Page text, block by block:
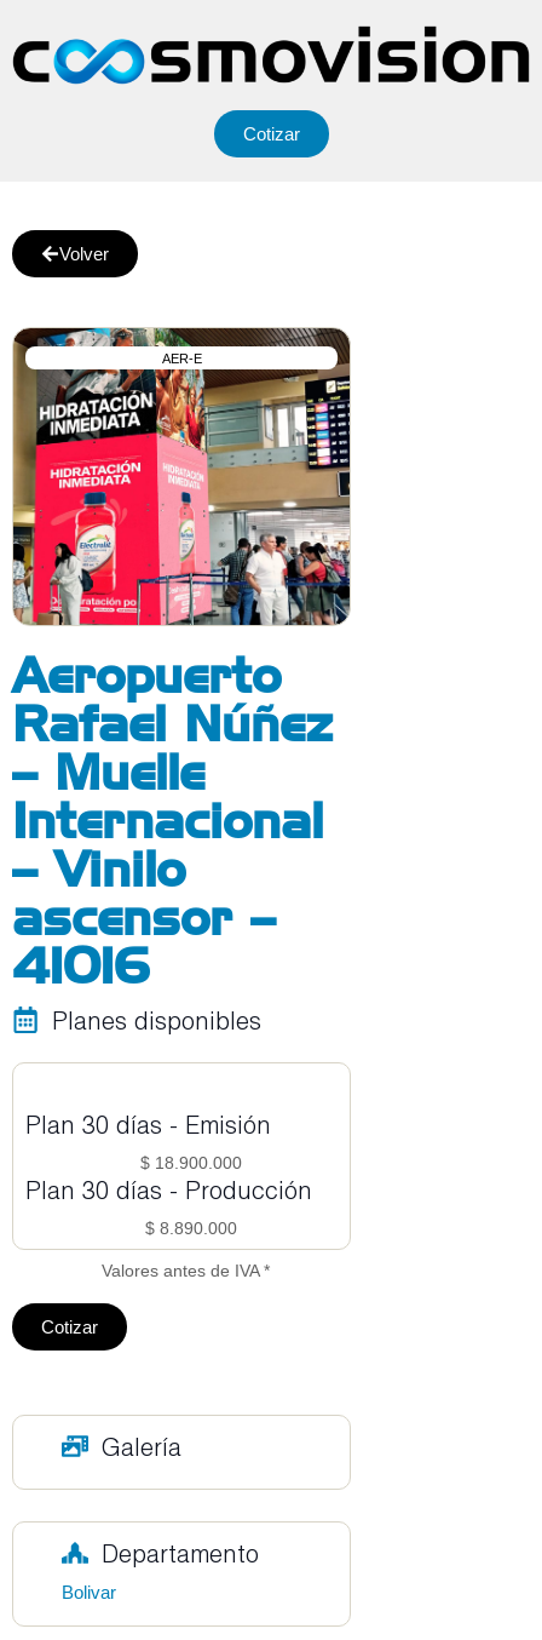
Cotizar
Volver
AER-E
Aeropuerto
Rafael Núñez
– Muelle
Internacional
– Vinilo
ascensor –
41016
Planes disponibles
Plan 30 días - Emisión
$ 18.900.000
Plan 30 días - Producción
$ 8.890.000
Valores antes de IVA *
Cotizar
Galería
Departamento
Bolivar